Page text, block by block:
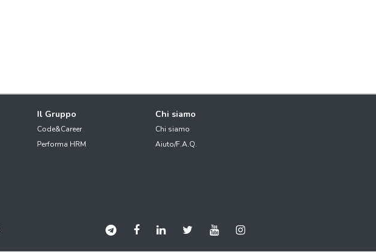
Il Gruppo
Code&Career
Performa HRM
Chi siamo
Chi siamo
Aiuto/F.A.Q.